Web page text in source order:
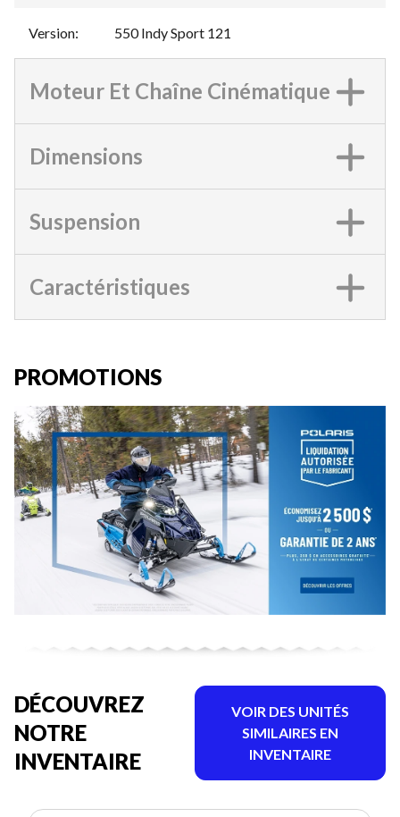
Version: 550 Indy Sport 121
Moteur Et Chaîne Cinématique
Dimensions
Suspension
Caractéristiques
PROMOTIONS
DÉCOUVREZ
NOTRE
INVENTAIRE
VOIR DES UNITÉS
SIMILAIRES EN
INVENTAIRE